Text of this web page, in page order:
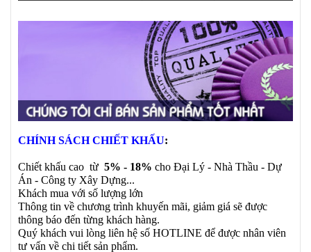
CHÍNH SÁCH CHIẾT KHẤU:
Chiết khấu cao từ 5% - 18% cho Đại Lý - Nhà Thầu - Dự
Án - Công ty Xây Dựng...
Khách mua với số lượng lớn
Thông tin về chương trình khuyến mãi, giảm giá sẽ được
thông báo đến từng khách hàng.
Quý khách vui lòng liên hệ số HOTLINE để được nhân viên
tư vấn về chi tiết sản phẩm.